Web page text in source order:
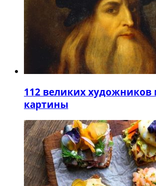
112 великих художников
картины